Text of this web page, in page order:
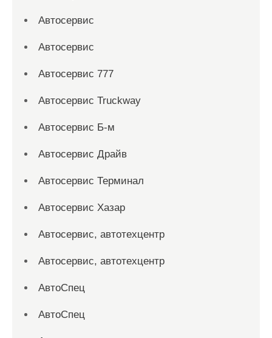
Автосервис
Автосервис
Автосервис 777
Автосервис Truckway
Автосервис Б-м
Автосервис Драйв
Автосервис Терминал
Автосервис Хазар
Автосервис, автотехцентр
Автосервис, автотехцентр
АвтоСпец
АвтоСпец